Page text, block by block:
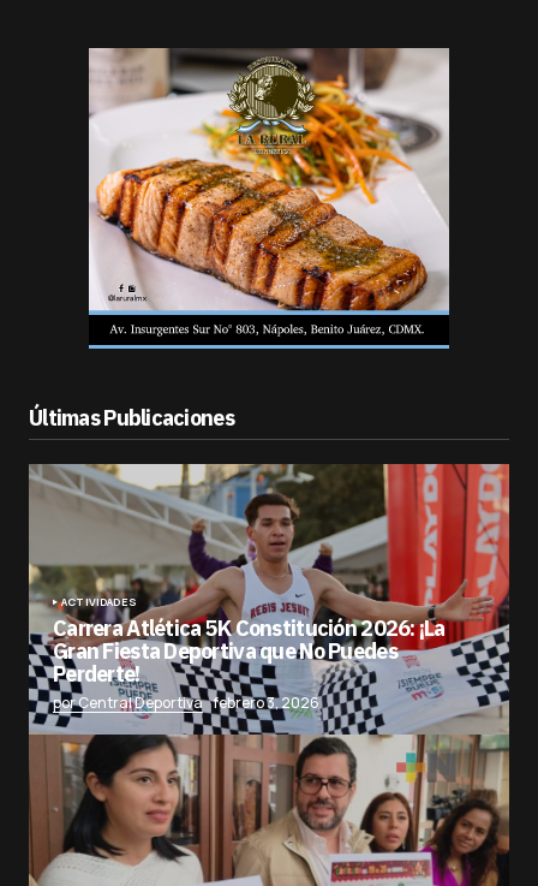
Últimas Publicaciones
ACTIVIDADES
Carrera Atlética 5K Constitución 2026: ¡La
Gran Fiesta Deportiva que No Puedes
Perderte!
por Central Deportiva febrero 3, 2026